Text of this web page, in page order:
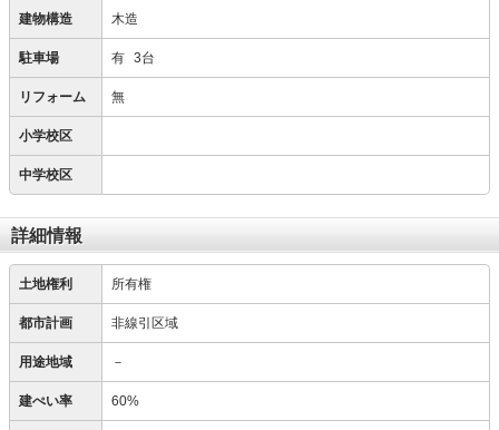
建物構造 木造
駐車場 有 3台
リフォーム 無
小学校区
中学校区
詳細情報
土地権利 所有権
都市計画 非線引区域
用途地域 －
建ぺい率 60%